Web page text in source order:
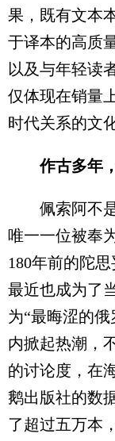
果，既有文本
于译本的高质
以及与年轻读
仅体现在销量
时代关系的文
作古多年，
佩索阿不是
唯一一位被奉
180年前的陀
最近也成为了
为“最晦涩的
内掀起热潮，
的讨论度，在
鹅出版社的数
了超过五万本